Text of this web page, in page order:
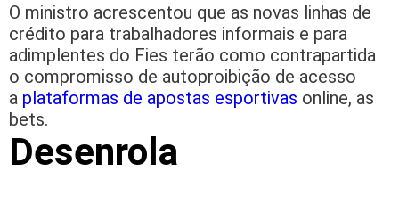
O ministro acrescentou que as novas linhas de
crédito para trabalhadores informais e para
adimplentes do Fies terão como contrapartida
o compromisso de autoproibição de acesso
a plataformas de apostas esportivas online, as
bets.
Desenrola